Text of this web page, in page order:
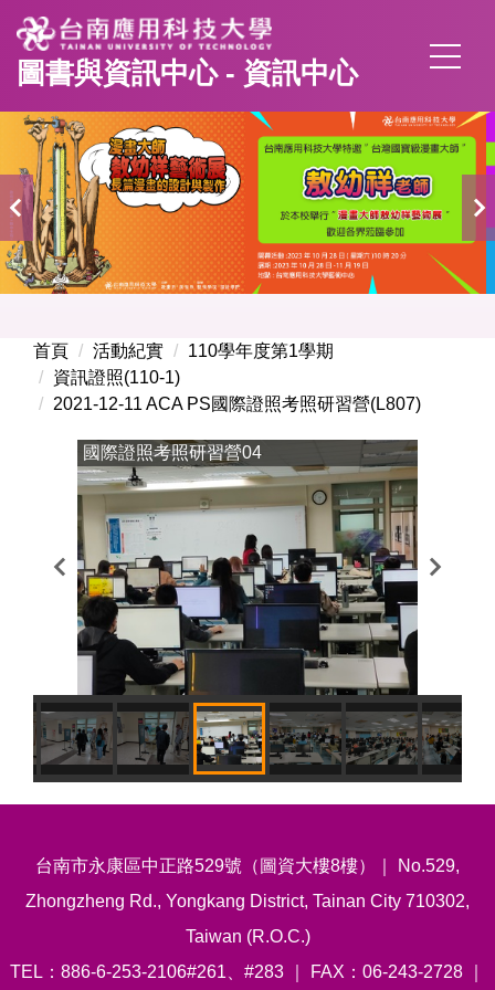
跳
到
主
內
區
圖書與資訊中心 - 資訊中心
首頁 活動紀實
110學年度第1學期
資訊證照(110-1)
2021-12-11 ACA PS國際證照考照研習營(L807)
國際證照考照研習營04
台南市永康區中正路529號（圖資大樓8樓）｜ No.529,
Zhongzheng Rd., Yongkang District, Tainan City 710302,
Taiwan (R.O.C.)
TEL：886-6-253-2106#261、#283 ｜ FAX：06-243-2728 ｜